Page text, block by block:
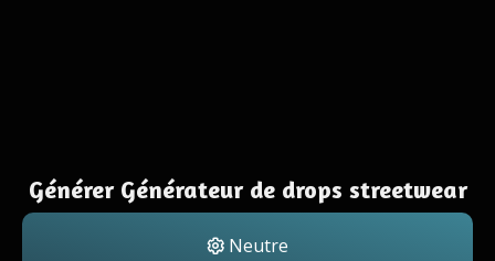
Générer Générateur de drops streetwear
Neutre